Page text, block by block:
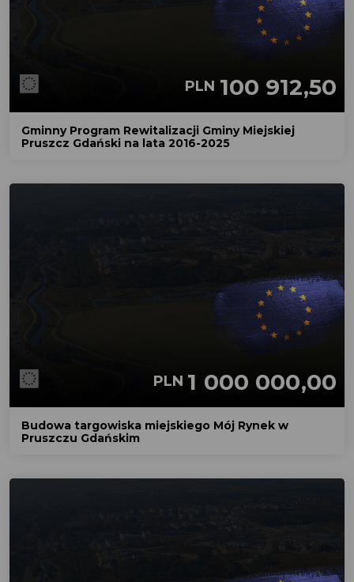
PLN 100 912,50
Gminny Program Rewitalizacji Gminy Miejskiej
Pruszcz Gdański na lata 2016-2025
PLN 1 000 000,00
Budowa targowiska miejskiego Mój Rynek w
Pruszczu Gdańskim